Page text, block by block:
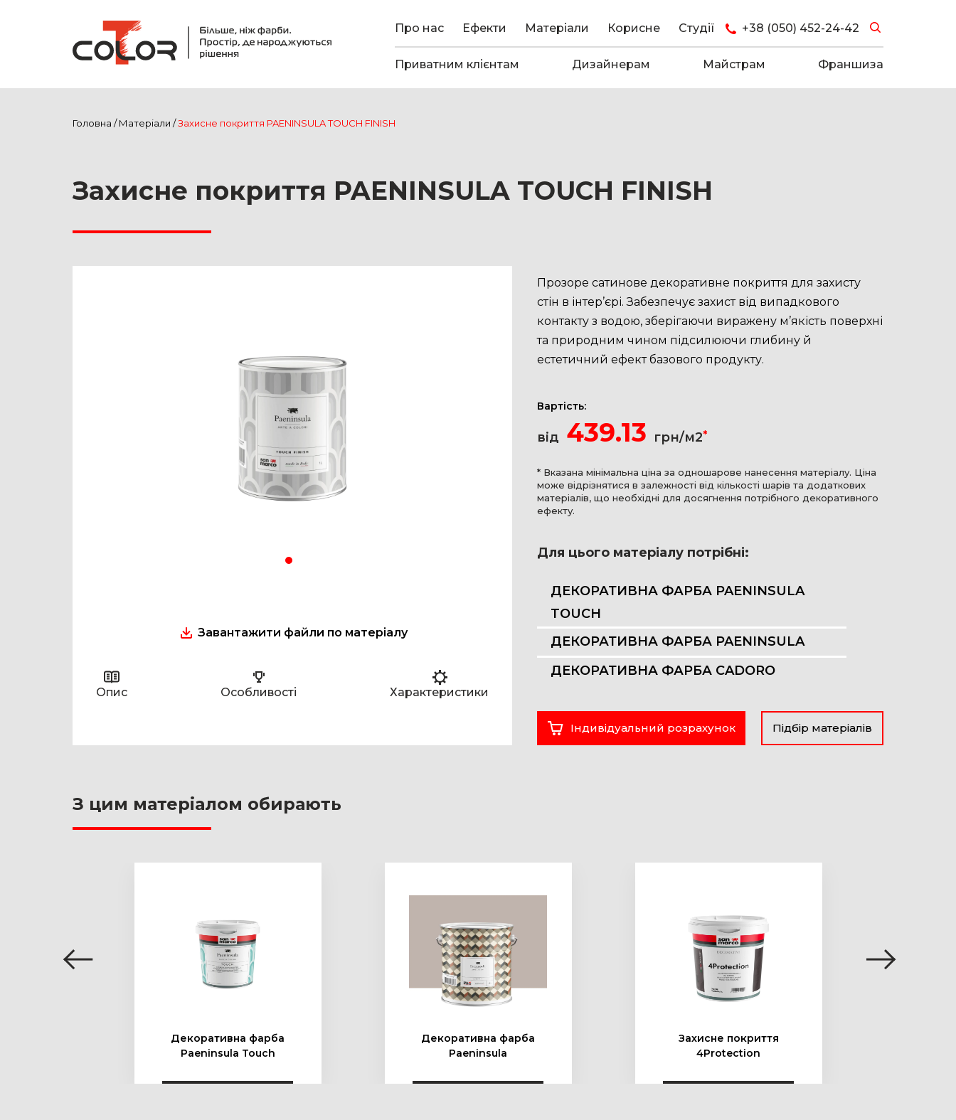
Про нас Ефекти Матеріали Корисне Студії +38 (050) 452-24-42
Приватним клієнтам Дизайнерам Майстрам Франшиза
Головна /Матеріали /Захисне покриття PAENINSULA TOUCH FINISH
Захисне покриття PAENINSULA TOUCH FINISH
Завантажити файли по матеріалу
Опис Особливості Характеристики
Прозоре сатинове декоративне покриття для захисту
стін в інтер’єрі. Забезпечує захист від випадкового
контакту з водою, зберігаючи виражену м’якість поверхні
та природним чином підсилюючи глибину й
естетичний ефект базового продукту.
Вартість:
від 439.13 грн/м2*
* Вказана мінімальна ціна за одношарове нанесення матеріалу. Ціна
може відрізнятися в залежності від кількості шарів та додаткових
матеріалів, що необхідні для досягнення потрібного декоративного
ефекту.
Для цього матеріалу потрібні:
ДЕКОРАТИВНА ФАРБА PAENINSULA
TOUCH
ДЕКОРАТИВНА ФАРБА PAENINSULA
ДЕКОРАТИВНА ФАРБА CADORO
Індивідуальний розрахунок Підбір матеріалів
З цим матеріалом обирають
Декоративна фарба
Paeninsula Touch
Декоративна фарба
Paeninsula
Захисне покриття
4Protection